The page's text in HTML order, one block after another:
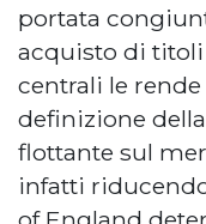
portata
acquisto di titoli
centrali le
definizione
flottante sul
infatti